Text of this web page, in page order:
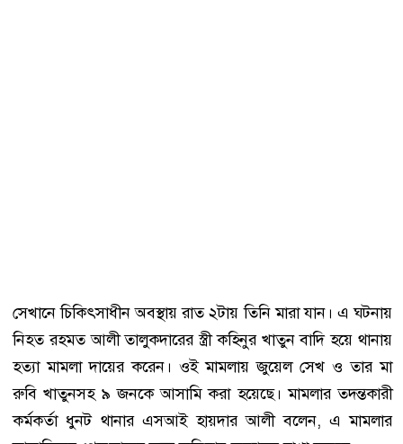
সেখানে চিকিৎসাধীন অবস্থায় রাত ২টায় তিনি মারা যান। এ ঘটনায়
নিহত রহমত আলী তালুকদারের স্ত্রী কহিনুর খাতুন বাদি হয়ে থানায়
হত্যা মামলা দায়ের করেন। ওই মামলায় জুয়েল সেখ ও তার মা
রুবি খাতুনসহ ৯ জনকে আসামি করা হয়েছে। মামলার তদন্তকারী
কর্মকর্তা ধুনট থানার এসআই হায়দার আলী বলেন, এ মামলার